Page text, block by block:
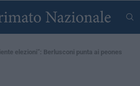
elezioni”: Berlusconi punta ai peones